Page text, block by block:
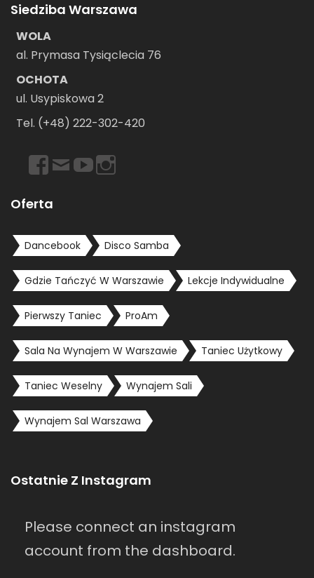
Siedziba Warszawa
WOLA
al. Prymasa Tysiąclecia 76
OCHOTA
ul. Usypiskowa 2
Tel. (+48) 222-302-420
https://www.facebook.com/dancebookwarszawa
Emailhttps://www.youtube.com/user/dancebookpl
Oferta
Dancebook Disco Samba
Gdzie Tańczyć W Warszawie Lekcje Indywidualne
Pierwszy Taniec ProAm
Sala Na Wynajem W Warszawie Taniec Użytkowy
Taniec Weselny Wynajem Sali
Wynajem Sal Warszawa
Ostatnie Z Instagram
Please connect an instagram
account from the dashboard.